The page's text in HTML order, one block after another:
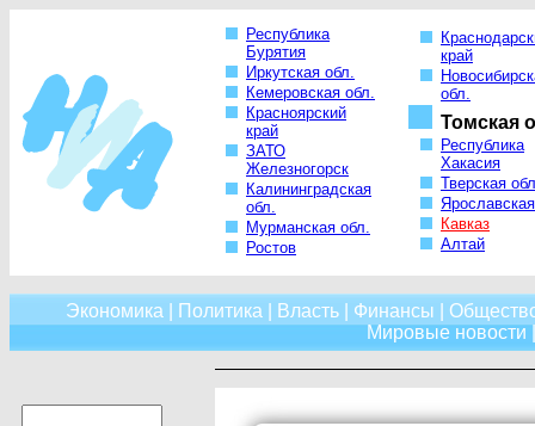
Республика
Бурятия
Иркутская обл.
Кемеровская обл.
Красноярский
край
ЗАТО
Железногорск
Калининградская
обл.
Мурманская обл.
Ростов
край
обл.
Томская
Республика
Хакасия
Тверская
Кавказ
Алтай
Экономика Политика Власть Финансы
Мировые новости